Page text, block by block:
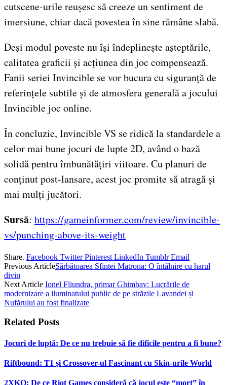
cutscene-urile reușesc să creeze un sentiment de
imersiune, chiar dacă povestea în sine rămâne slabă.
Deși modul poveste nu își îndeplinește așteptările,
calitatea graficii și acțiunea din joc compensează.
Fanii seriei Invincible se vor bucura cu siguranță de
referințele subtile și de atmosfera generală a jocului
Invincible joc online.
În concluzie, Invincible VS se ridică la standardele a
celor mai bune jocuri de lupte 2D, având o bază
solidă pentru îmbunătățiri viitoare. Cu planuri de
conținut post-lansare, acest joc promite să atragă și
mai mulți jucători.
Sursă: https://gameinformer.com/review/invincible-
vs/punching-above-its-weight
Share. Facebook Twitter Pinterest LinkedIn Tumblr Email
Previous ArticleSărbătoarea Sfintei Matrona: O întâlnire cu harul
divin
Next Article Ionel Fliundra, primar Ghimbav: Lucrările de
modernizare a iluminatului public de pe străzile Lavandei și
Nufărului au fost finalizate
Related Posts
Jocuri de luptă: De ce nu trebuie să fie dificile pentru a fi bune?
Riftbound: T1 și Crossover-ul Fascinant cu Skin-urile World
2XKO: De ce Riot Games consideră că jocul este “mort” în